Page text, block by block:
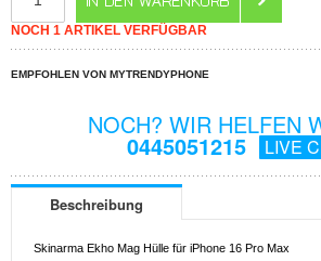
NOCH 1 ARTIKEL VERFÜGBAR
EMPFOHLEN VON MYTRENDYPHONE
NOCH? WIR HELFEN
0445051215 LIVE
Beschreibung
Skinarma Ekho Mag Hülle für iPhone 16 Pro Max